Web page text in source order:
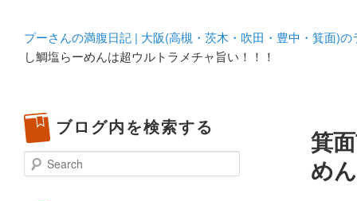
プーさんの満腹日記 | 大阪(高槻・茨木・吹田・豊中・箕面)
し鯛塩らーめんは超ウルトラメチャ旨い！！！
箕
め
ブログ内を検索する
Search